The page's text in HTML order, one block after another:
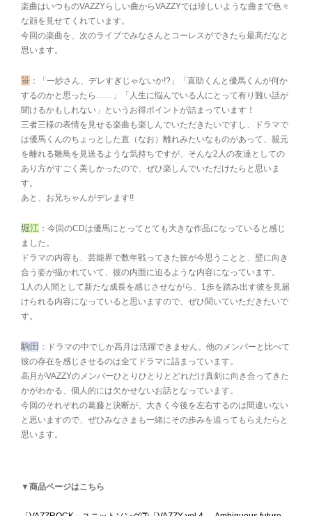
楽曲はいつものVAZZYらしい曲からVAZZYでは珍しいような曲まで色々
な顔を見せてくれています。
今回の楽曲を、次のライブでみなさんとコーレスができたら最高だなと
思います。
笹 ：「一紗さん、デレすぎじゃないか!?」「直助くんと優馬くんが何か
するのかと思ったら……」「人生に悩んでいる人にとって有り難い話が
聞けるかもしれない」というお得ポイントが詰まっています！
三者三様の表情を見せる楽曲も楽しんでいただきたいですし、ドラマで
は優馬くんのちょっとした直（なお）離れみたいなものがあって、親元
を離れる雛鳥を見送るような気持ちですが、そんな2人の友達としての
あり方がすごく美しかったので、ぜひ楽しんでいただけたらと思いま
す。
あと、お兄ちゃんがデレます!!
堀江 ：今回のCDは優馬にとってとても大きな作品になっていると感じ
ました。
ドラマの内容も、芸能界で数年戦ってきた彼が今思うことと、壁に向き
合う姿が描かれていて、彼の内面に迫るような内容になっています。
1人の人間として新たな成長を感じさせながら、1歩を踏み出す彼を見届
けられる内容になっていると思いますので、ぜひ聞いていただきたいで
す。
駒田 ：ドラマの中でしか高月は活躍できません。他のメンバーと比べて
彼の存在を感じさせるのは全てドラマに詰まっています。
高月がVAZZYのメンバーひとりひとりとどれだけ真剣に向き合ってきた
かがわかる、個人的には欠かせないお話となっています。
今回のそれぞれの葛藤と決断が、大きく今後を左右するのは間違いない
と思いますので、ぜひみなさまも一緒にその歩みを追ってもらえたらと
思います。
▼商品ページはこちら